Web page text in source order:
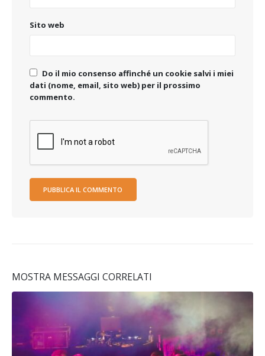
Sito web
Do il mio consenso affinché un cookie salvi i miei
dati (nome, email, sito web) per il prossimo
commento.
MOSTRA MESSAGGI CORRELATI